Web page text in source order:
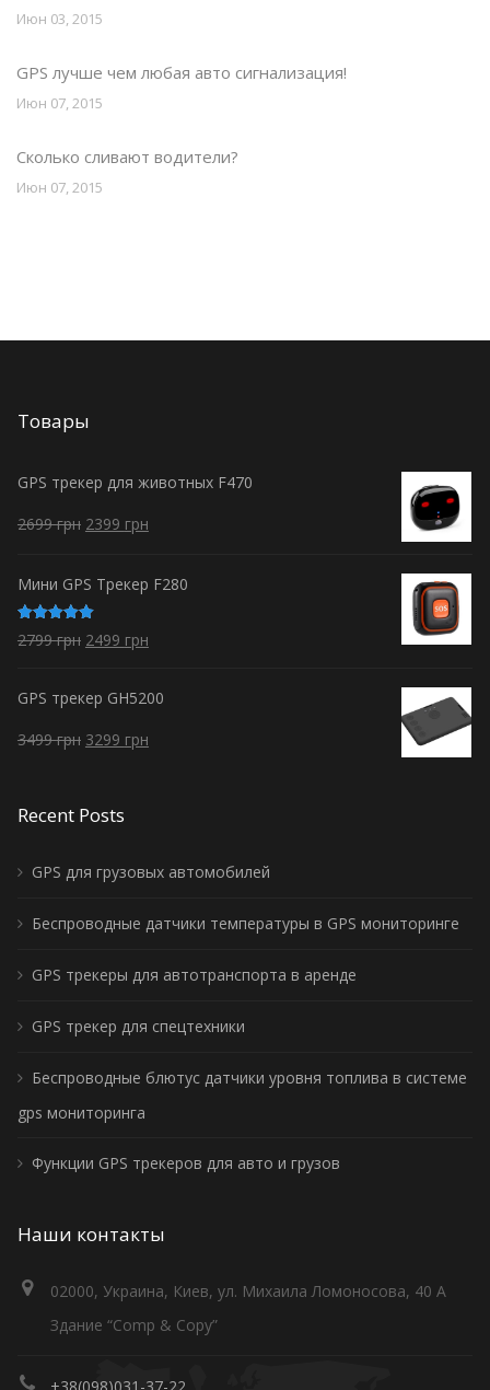
Июн 03, 2015
GPS лучше чем любая авто сигнализация!
Июн 07, 2015
Сколько сливают водители?
Июн 07, 2015
Товары
GPS трекер для животных F470
2699грн 2399 грн
Мини GPS Трекер F280
Оценка
5.00из 5
2799грн 2499 грн
GPS трекер GH5200
3499грн 3299 грн
Recent Posts
GPS для грузовых автомобилей
Беспроводные датчики температуры в GPS мониторинге
GPS трекеры для автотранспорта в аренде
GPS трекер для спецтехники
Беспроводные блютус датчики уровня топлива в системе
gps мониторинга
Функции GPS трекеров для авто и грузов
Наши контакты
02000, Украина, Киев, ул. Михаила Ломоносова, 40 А
Здание “Comp & Copy”